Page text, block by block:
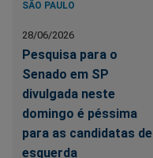
SÃO PAULO
28/06/2026
Pesquisa para o
Senado em SP
divulgada neste
domingo é péssima
para as candidatas de
esquerda